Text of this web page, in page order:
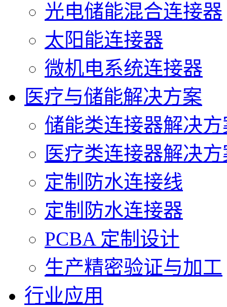
光电储能混合连接器
太阳能连接器
微机电系统连接器
医疗与储能解决方案
储能类连接器解决方
医疗类连接器解决
定制防水连接线
定制防水连接器
PCBA 定制设计
生产精密验证与加工
行业应用